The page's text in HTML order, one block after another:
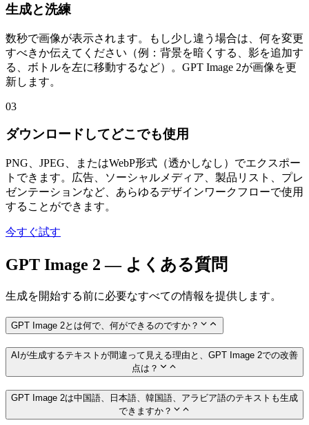
生成と洗練
数秒で画像が表示されます。もし少し違う場合は、何を変更
すべきか伝えてください（例：背景を暗くする、影を追加す
る、ボトルを左に移動するなど）。GPT Image 2が画像を更
新します。
03
ダウンロードしてどこでも使用
PNG、JPEG、またはWebP形式（透かしなし）でエクスポー
トできます。広告、ソーシャルメディア、製品リスト、プレ
ゼンテーションなど、あらゆるデザインワークフローで使用
することができます。
今すぐ試す
GPT Image 2 — よくある質問
生成を開始する前に必要なすべての情報を提供します。
GPT Image 2とは何で、何ができるのですか？
AIが生成するテキストが間違って見える理由と、GPT Image 2での改善
点は？
GPT Image 2は中国語、日本語、韓国語、アラビア語のテキストも生成
できますか？